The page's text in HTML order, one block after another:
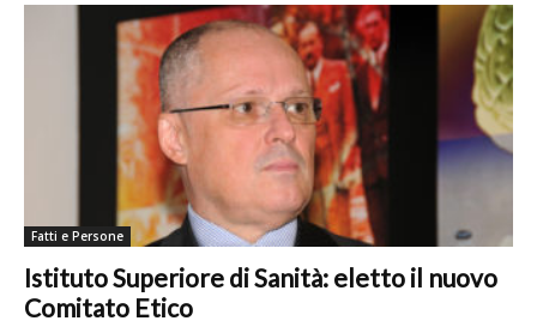
Fatti e Persone
Istituto Superiore di Sanità: eletto il nuovo
Comitato Etico